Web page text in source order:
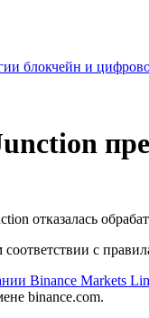
блокчейн и
отказалась
соответствии с
Binance Markets
binance.com.